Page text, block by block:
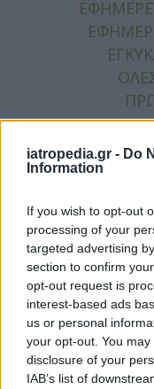
iatropedia.gr - Do
Information
If you wish to opt-out
processing of your
targeted advertising
section to confirm
opt-out request is
interest-based ads
us or personal
your opt-out. You
disclosure of your
IAB’s list of
FACEBOOK
ΕΠΙΚΟΙΝΩΝΙΑ
Αριθμός
Site Map ΟΡΟΙ
Πολιτική
Πληροφορίες
Copyright